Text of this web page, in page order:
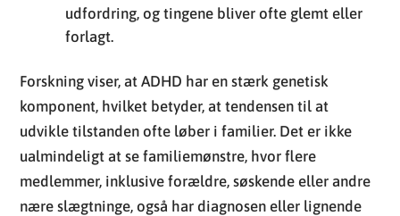
udfordring, og tingene bliver ofte glemt eller
forlagt.
Forskning viser, at ADHD har en stærk genetisk
komponent, hvilket betyder, at tendensen til at
udvikle tilstanden ofte løber i familier. Det er ikke
ualmindeligt at se familiemønstre, hvor flere
medlemmer, inklusive forældre, søskende eller andre
nære slægtninge, også har diagnosen eller lignende